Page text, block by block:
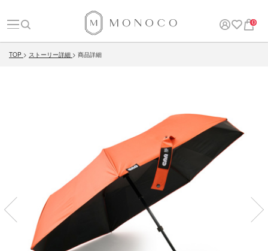
0
TOP ストーリー詳細 商品詳細